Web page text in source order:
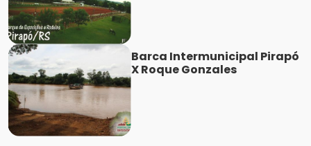
Barca Intermunicipal Pirapó
X Roque Gonzales